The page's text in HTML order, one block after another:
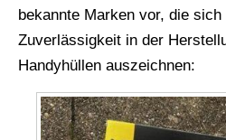
bekannte Marken vor, die
Zuverlässigkeit in der
Handyhüllen auszeichnen: